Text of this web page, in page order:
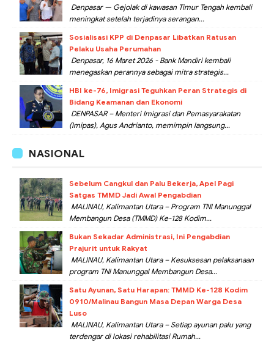
Denpasar — Gejolak di kawasan Timur Tengah kembali
meningkat setelah terjadinya serangan...
Sosialisasi KPP di Denpasar Libatkan Ratusan
Pelaku Usaha Perumahan
Denpasar, 16 Maret 2026 - Bank Mandiri kembali
menegaskan perannya sebagai mitra strategis...
HBI ke-76, Imigrasi Teguhkan Peran Strategis di
Bidang Keamanan dan Ekonomi
DENPASAR – Menteri Imigrasi dan Pemasyarakatan
(Imipas), Agus Andrianto, memimpin langsung...
NASIONAL
Sebelum Cangkul dan Palu Bekerja, Apel Pagi
Satgas TMMD Jadi Awal Pengabdian
MALINAU, Kalimantan Utara – Program TNI Manunggal
Membangun Desa (TMMD) Ke-128 Kodim...
Bukan Sekadar Administrasi, Ini Pengabdian
Prajurit untuk Rakyat
MALINAU, Kalimantan Utara – Kesuksesan pelaksanaan
program TNI Manunggal Membangun Desa...
Satu Ayunan, Satu Harapan: TMMD Ke-128 Kodim
0910/Malinau Bangun Masa Depan Warga Desa
Luso
MALINAU, Kalimantan Utara – Setiap ayunan palu yang
terdengar di lokasi rehabilitasi Rumah...